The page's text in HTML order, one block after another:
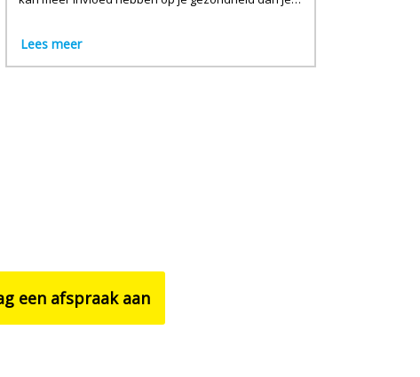
Lees meer
een afspraak aan